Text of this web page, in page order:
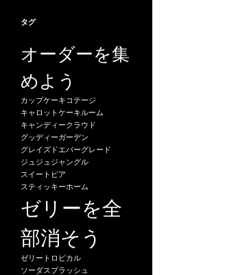
タグ
オーダーを集
めよう
カップケーキコテージ
キャロットケーキルーム
キャンディークラウド
グッディーガーデン
グレイズドエバーグレード
ジュジュジャングル
スイートピア
スティッキーホーム
ゼリーを全
部消そう
ゼリートロピカル
ソーダスプラッシュ